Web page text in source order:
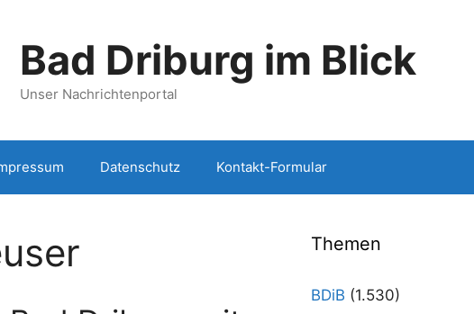
Bad Driburg im Blick
Unser Nachrichtenportal
Datenschutz Kontakt-Formular
Themen
BDiB (1.530)